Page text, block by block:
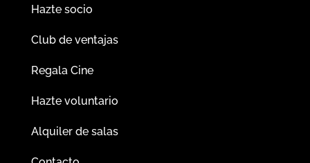
Hazte socio
Club de ventajas
Regala Cine
Hazte voluntario
Alquiler de salas